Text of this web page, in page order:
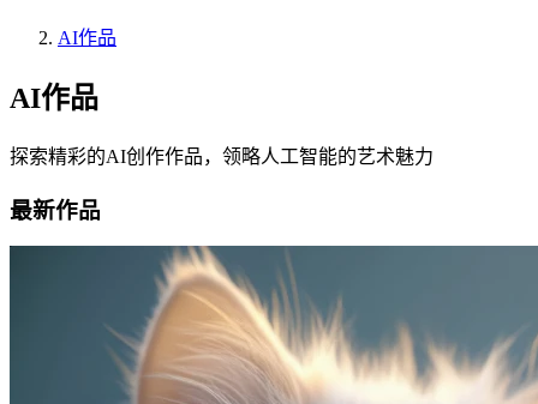
AI作品
AI作品
探索精彩的AI创作作品，领略人工智能的艺术魅力
最新作品